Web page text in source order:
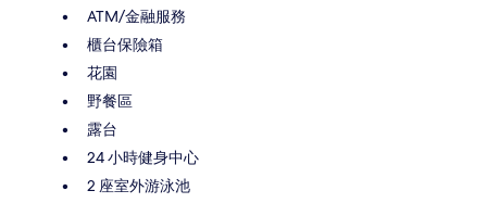
ATM/金融服務
櫃台保險箱
花園
野餐區
露台
24 小時健身中心
2 座室外游泳池